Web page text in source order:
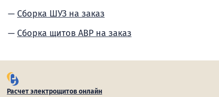
Сборка ШУЗ на заказ
Сборка щитов АВР на заказ
Расчет электрощитов онлайн